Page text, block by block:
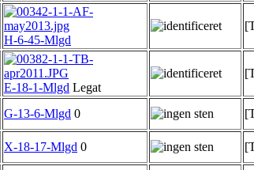
H-6-45-Mlgd
E-18-1-Mlgd Legat
G-13-6-Mlgd 0
X-18-17-Mlgd 0